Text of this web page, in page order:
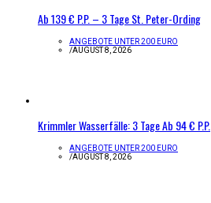
Ab 139 € P.P. – 3 Tage St. Peter-Ording
ANGEBOTE UNTER 200 EURO
/AUGUST 8, 2026
Krimmler Wasserfälle: 3 Tage Ab 94 € P.P.
ANGEBOTE UNTER 200 EURO
/AUGUST 8, 2026